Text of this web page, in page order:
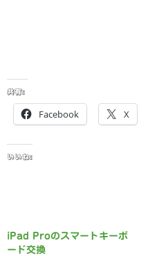
共有:
Facebook X
いいね:
iPad Proのスマートキーボ
ード交換